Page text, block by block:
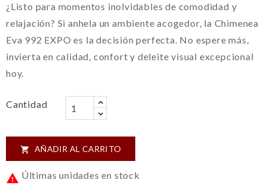
¿Listo para momentos inolvidables de comodidad y
relajación? Si anhela un ambiente acogedor, la Chimenea
Eva 992 EXPO es la decisión perfecta. No espere más,
invierta en calidad, confort y deleite visual excepcional
hoy.
Cantidad
 AÑADIR AL CARRITO
 Últimas unidades en stock